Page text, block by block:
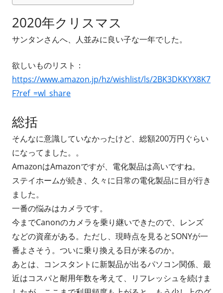
2020年クリスマス
サンタンさんへ、人並みに良い子な一年でした。
欲しいものリスト：
https://www.amazon.jp/hz/wishlist/ls/2BK3DKKYX8K7
F?ref_=wl_share
総括
そんなに意識していなかったけど、総額200万円ぐらい
になってました。。
AmazonはAmazonですが、電化製品は高いですね。
ステイホームが続き、久々に日常の電化製品に目が行き
ました。
一番の悩みはカメラです。
今までCanonのカメラを乗り継いできたので、レンズ
などの資産がある。ただし、現時点を見るとSONYが一
番よさそう。ついに乗り換える日が来るのか。
あとは、コンスタントに新製品が出るパソコン関係、最
近はコスパと耐用年数を考えて、リフレッシュを続けま